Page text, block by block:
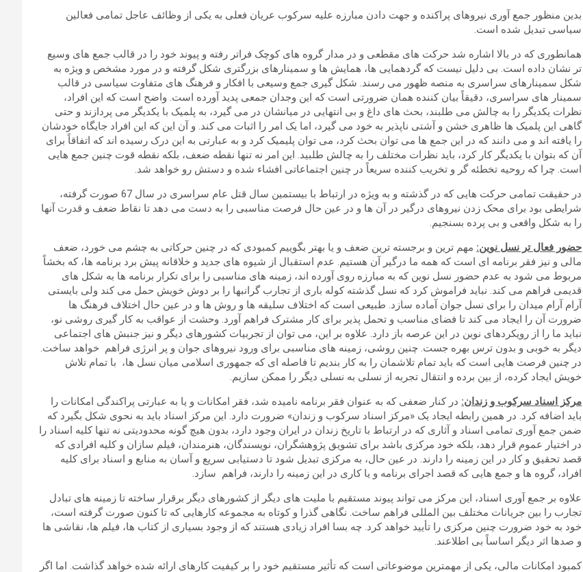
بدین منظور جمع آوری نیروهای پراکنده و جهت دادن مبارزه علیه سرکوب عریان فعلی به یکی از وظائف عاجل تمامی فعالین
سیاسی تبدیل شده است.
همانطوری که در بالا اشاره شد حرکت های مقطعی و در مدار گروه های کوچک فراتر رفته و پیوند خود را در قالب جمع های وسیع
تر نشان داده است. بی دلیل نیست که گردهمایی ها، همایش ها و سمینارهای بزرگتری شکل گرفته و در مورد مشخص و ویژه به
شکل سمینارهای سراسری به منصه ظهور می رسند. شکل گیری جمع وسیعی با افکار و فرهنگ های متفاوت سیاسی در قالب
سمینار های سراسری، دقیقاً بیان کننده همان ضرورتی است که این وجدان جمعی پدید آورده است. واضح است که این افراد،
نظرات یکدیگر را به چالش می طلبند، بحث های داغ و بی انتهایی در میانشان در می گیرد، به پلمیک با یکدیگر می پردازند و حتی
گاهی این پلمیک ها ظاهری خشن و آشتی ناپذیر به خود می گیرد، اما یک امر را اثبات می کند. و آن این که این افراد جایگاه خودشان
را یافته اند و می دانند که در این جمع ها می توان بحث کرد، می توان پلیمیک کرد و به عبارتی به این درک رسیده اند که اتفاقاً برای
آن که بتوان با یکدیگر کار کرد، باید نظرات مختلف را به چالش طلبید. این امر نه تنها نقطه ضعف، بلکه نقطه قوت چنین جمع هایی
است. چرا که روحیه تخطئه گر و تخریب کننده سریعاً در چنین اجتماعاتی افشاء شده و دستش رو خواهد شد.
در حقیقت تمامی حرکت هایی که در گذشته و به ویژه در ارتباط با بیستمین سال قتل عام سراسری در سال 67 صورت گرفته،
شرایطی بود برای محک زدن نیروهای درگیر در آن ها و در عین حال فرصت مناسبی را به دست می دهد تا نقاط ضعف و قدرت آنها
را به شکل واقعی و بی پرده بسنجیم.
حضور فعال تر نسل نوین: مهم ترین و برجسته ترین ضعف و یا بهتر بگوییم کمبودی که در چنین حرکاتی به چشم می خورد، ضعف
مالی و نیز فقر برنامه ای است که همه ما درگیر آن هستیم. عدم استقبال از شیوه های جدید و خلاقانه پیش برد برنامه ها، که بخشاً
مربوط می شود به عدم حضور نسل نوین که به مبارزه روی آورده اند، زمینه های مناسبی را برای تکرار برنامه ها به شکل های
قدیمی فراهم می کند. نباید فراموش کرد که نسل گذشته کوله باری از تجارب گرانبها را بر دوش خویش حمل می کند ولی بایستی
آرام آرام میدان را برای نسل جوان آماده سازد. طبیعی است که اختلاف سلیقه ها و روش ها و در عین حال اختلاف فرهنگ ها
ضرورت آن را ایجاد می کند تا فضای مناسب و تحمل پذیر برای کار مشترک فراهم آورد. وحشت از عواقب به کار گیری روشی نو،
نباید ما را از رویکردهای نوین در این عرصه باز دارد. علاوه بر این، می توان از تجربیات کشورهای دیگر و نیز جنبش های اجتماعی
دیگر به خوبی و بدون ترس بهره جست. چنین روشی، زمینه های مناسبی برای ورود نیروهای جوان و پر انرژی فراهم خواهد ساخت.
در چنین فرصت هایی است که باید تمام تلاشمان را به کار بندیم تا فاصله ای که جمهوری اسلامی میان نسل ها، با تمام تلاش
خویش ایجاد کرده، از بین برده و انتقال تجربه از نسلی به نسلی دیگر را ممکن سازیم.
مرکز اسناد سرکوب و زندان: در کنار ضعفی که به عنوان فقر برنامه نامیده شد، فقر امکانات و یا به عبارتی پراکندگی امکانات را
باید اضافه کرد. در همین رابطه ایجاد یک «مرکز اسناد سرکوب و زندان» ضرورت دارد. این مرکز اسناد باید به نحوی شکل بگیرد که
ضمن جمع آوری تمامی اسناد و آثاری که در ارتباط با تاریخ زندان در ایران وجود دارد، بدون هیچ گونه محدودیتی نه تنها کلیه اسناد را
در اختیار عموم قرار دهد، بلکه خود مرکزی باشد برای تشویق پژوهشگران، نویسندگان، هنرمندان، فیلم سازان و کلیه افرادی که
قصد تحقیق و کار در این زمینه را دارند. در عین حال، به مرکزی تبدیل شود تا دستیابی سریع و آسان به منابع و اسناد برای کلیه
افراد، گروه ها و جمع هایی که قصد اجرای برنامه و یا کاری در این زمینه را دارند، فراهم سازد.
علاوه بر جمع آوری اسناد، این مرکز می تواند پیوند مستقیم با ملیت های دیگر از کشورهای دیگر برقرار ساخته تا زمینه های تبادل
تجارب را بین جریانات مختلف بین المللی فراهم ساخت. نگاهی گذرا و کوتاه به مجموعه کارهایی که تا کنون صورت گرفته است،
خود به خود ضرورت چنین مرکزی را تأیید خواهد کرد. چه بسا افراد زیادی هستند که از وجود بسیاری از کتاب ها، فیلم ها، نقاشی ها
و صدها اثر دیگر اساساً بی اطلاعند.
کمبود امکانات مالی، یکی از مهمترین موضوعاتی است که تأثیر مستقیم خود را بر کیفیت کارهای ارائه شده خواهد گذاشت. اما اگر